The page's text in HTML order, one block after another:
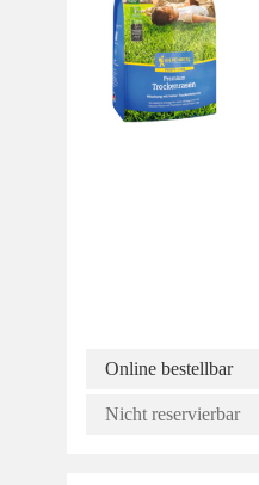
Online bestellbar
Nicht reservierbar